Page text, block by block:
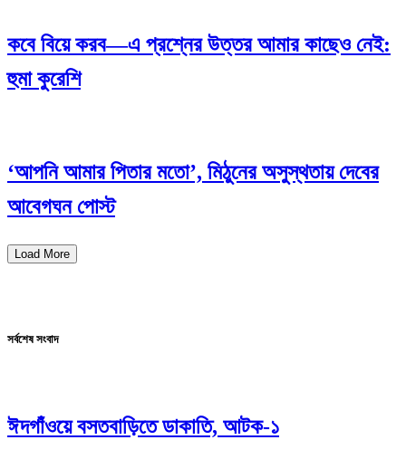
কবে বিয়ে করব—এ প্রশ্নের উত্তর আমার কাছেও নেই:
হুমা কুরেশি
‘আপনি আমার পিতার মতো’, মিঠুনের অসুস্থতায় দেবের
আবেগঘন পোস্ট
Load More
সর্বশেষ সংবাদ
ঈদগাঁওয়ে বসতবাড়িতে ডাকাতি, আটক-১